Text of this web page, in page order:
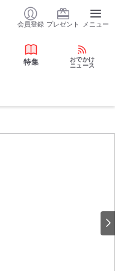
会員登録 プレゼント メニュー
特集
おでかけ
ニュース